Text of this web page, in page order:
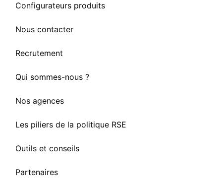
Configurateurs produits
Nous contacter
Recrutement
Qui sommes-nous ?
Nos agences
Les piliers de la politique RSE
Outils et conseils
Partenaires